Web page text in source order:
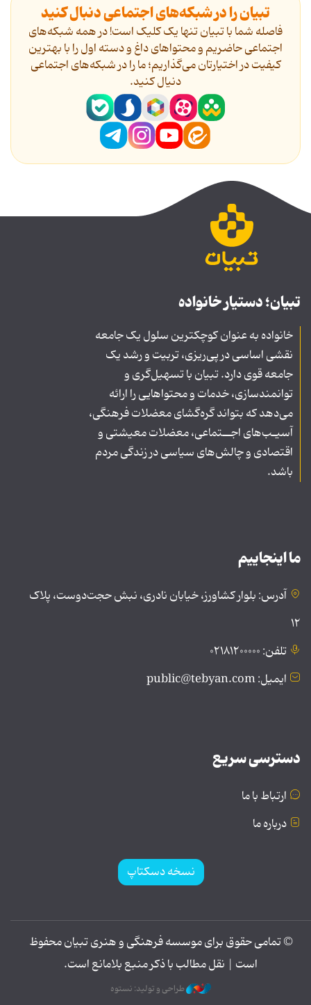
تبیان را در شبکه‌های اجتماعی دنبال کنید
فاصله شما با تبیان تنها یک کلیک است! در همه شبکه‌های
اجتماعی حاضریم و محتواهای داغ و دسته اول را با بهترین
کیفیت در اختیارتان می‌گذاریم؛ ما را در شبکه‌های اجتماعی
دنیال کنید.
تبیان؛ دستیار خانواده
خانواده به عنوان کوچکترین سلول یک جامعه
نقشی اساسی در پی‌ریزی، تربیت و رشد یک
جامعه قوی دارد. تبیان با تسهیل‌گری و
توانمندسازی، خدمات و محتواهایی را ارائه
می‌دهد که بتواند گره‌گشای معضلات فرهنگی،
آسیـب‌های اجــتماعی، معضلات معیشتی و
اقتصادی و چالش‌های سیاسی در زندگی مردم
باشد.
ما اینجاییم
آدرس: بلوار کشاورز، خیابان نادری، نبش حجت‌دوست، پلاک
۱۲
تلفن: ۰۲۱۸۱۲۰۰۰۰۰
ایمیل: public@tebyan.com
دسترسی سریع
ارتباط با ما
درباره ما
نسخه دسکتاپ
© تمامی حقوق برای موسسه فرهنگی و هنری تبیان محفوظ
است | نقل مطالب با ذکر منبع بلامانع است.
طراحی و تولید: نستوه